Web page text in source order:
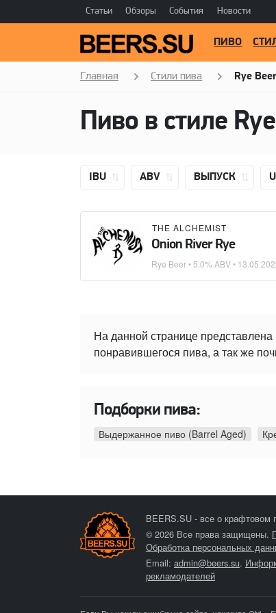
Статьи Обзоры События Новости
ПИВО
Главная Стили пива Rye Beer
Пиво в стиле
IBU ABV ВЫПУСК
THE ALCHEMIST
Onion River Rye
Rye Beer• 5.0% ABV •
На данной странице
понравившегося пива, а так же
Подборки пива:
Выдержанное пиво (Barrel Aged)
BEERS.SU - все о крафтовом
© 2026 Все права защищены.
Обработка персональных
Email: admin@beers.su.
рекламодателей